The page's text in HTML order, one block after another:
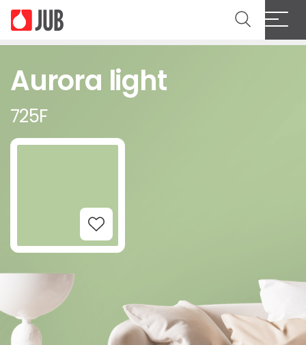
Aurora light
725F
Add to Wishlist